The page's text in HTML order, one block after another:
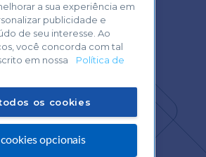
Atendimento:
0800
a sua experiência em
publicidade e
de seu interesse. Ao
você concorda com tal
em nossa
Política de
os cookies
cookies opcionais